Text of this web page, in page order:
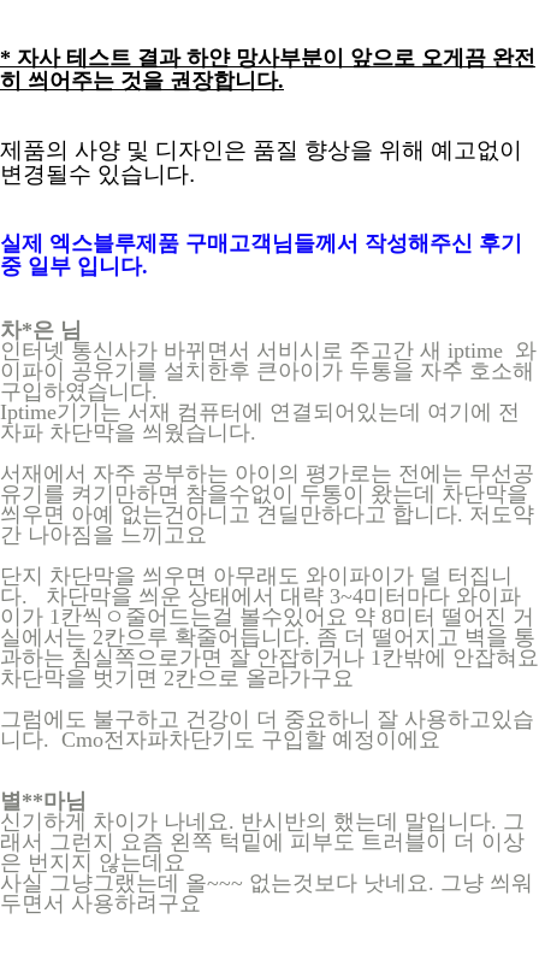
* 자사 테스트 결과 하얀 망사부분이 앞으로 오게끔 완전
히 씌어주는 것을 권장합니다.
제품의 사양 및 디자인은 품질 향상을 위해 예고없이
변경될수 있습니다.
실제 엑스블루제품 구매고객님들께서 작성해주신 후기
중 일부 입니다.
차*은 님
인터넷 통신사가 바뀌면서 서비시로 주고간 새 iptime 와
이파이 공유기를 설치한후 큰아이가 두통을 자주 호소해
구입하였습니다.
Iptime기기는 서재 컴퓨터에 연결되어있는데 여기에 전
자파 차단막을 씌웠습니다.
서재에서 자주 공부하는 아이의 평가로는 전에는 무선공
유기를 켜기만하면 참을수없이 두통이 왔는데 차단막을
씌우면 아예 없는건아니고 견딜만하다고 합니다. 저도약
간 나아짐을 느끼고요
단지 차단막을 씌우면 아무래도 와이파이가 덜 터집니
다. 차단막을 씌운 상태에서 대략 3~4미터마다 와이파
이가 1칸씩ㅇ줄어드는걸 볼수있어요 약 8미터 떨어진 거
실에서는 2칸으루 확줄어듭니다. 좀 더 떨어지고 벽을 통
과하는 침실쪽으로가면 잘 안잡히거나 1칸밖에 안잡혀요
차단막을 벗기면 2칸으로 올라가구요
그럼에도 불구하고 건강이 더 중요하니 잘 사용하고있습
니다. Cmo전자파차단기도 구입할 예정이에요
별**마님
신기하게 차이가 나네요. 반시반의 했는데 말입니다. 그
래서 그런지 요즘 왼쪽 턱밑에 피부도 트러블이 더 이상
은 번지지 않는데요
사실 그냥그랬는데 올~~~ 없는것보다 낫네요. 그냥 씌워
두면서 사용하려구요